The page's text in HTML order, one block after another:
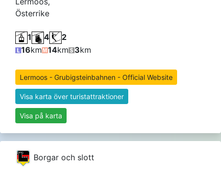
Österrike
1 4
2
16km 14km 3km
Lermoos - Grubigsteinbahnen - Official Website
Visa karta över turistattraktioner
Visa på karta
Borgar och slott